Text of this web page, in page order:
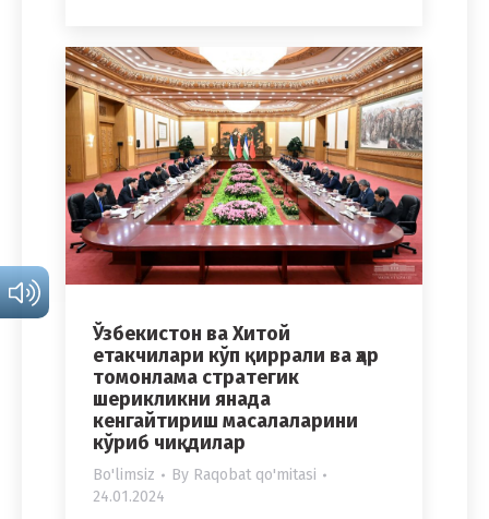
Ўзбекистон ва Хитой
етакчилари кўп қиррали ва ҳар
томонлама стратегик
шерикликни янада
кенгайтириш масалаларини
кўриб чиқдилар
Bo'limsiz By Raqobat qo'mitasi
24.01.2024